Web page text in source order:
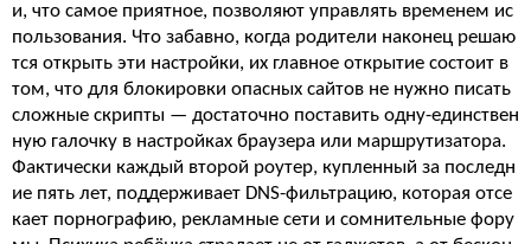
и, что самое приятное, позволяют управлять временем ис
пользования. Что забавно, когда родители наконец решаю
тся открыть эти настройки, их главное открытие состоит в
том, что для блокировки опасных сайтов не нужно писать
сложные скрипты — достаточно поставить одну-единствен
ную галочку в настройках браузера или маршрутизатора.
Фактически каждый второй роутер, купленный за последн
ие пять лет, поддерживает DNS-фильтрацию, которая отсе
кает порнографию, рекламные сети и сомнительные фору